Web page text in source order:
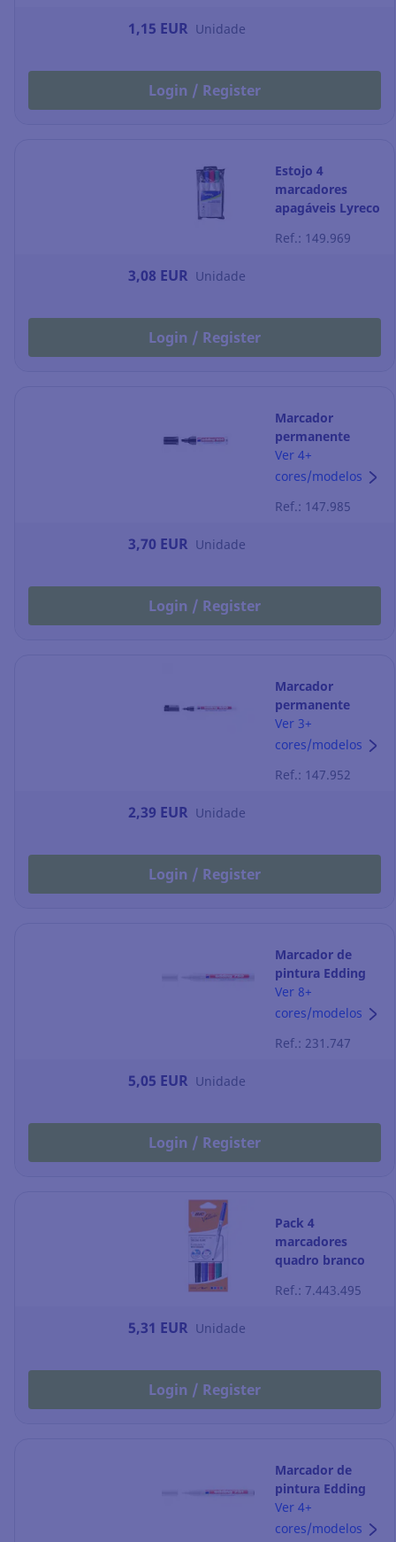
1,15 EUR Unidade
Login / Register
Estojo 4
marcadores
apagáveis Lyreco
1,5-3 mm
Ref.: 149.969
3,08 EUR Unidade
Login / Register
Marcador
permanente
Edding 500 -
ponta em bisel 2-
Ver 4+
cores/modelos
Ref.: 147.985
3,70 EUR Unidade
Login / Register
Marcador
permanente
Edding 400 -
ponta fina 1 mm
Ver 3+
cores/modelos
Ref.: 147.952
2,39 EUR Unidade
Login / Register
Marcador de
pintura Edding
750 - ponta
cónica 2-4 mm -
Ver 8+
cores/modelos
Ref.: 231.747
5,05 EUR Unidade
Login / Register
Pack 4
marcadores
quadro branco
ponta cónica 1,4
Ref.: 7.443.495
5,31 EUR Unidade
Login / Register
Marcador de
pintura Edding
751 - ponta
cónica 1-2 mm -
Ver 4+
cores/modelos